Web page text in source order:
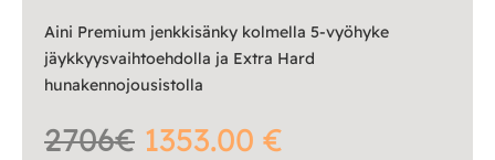
Matot
Ulkokalusteet
Aini Premium jenkkisänky kolmella 5-vyöhyke
jäykkyysvaihtoehdolla ja Extra Hard
hunakennojousistolla
2706€ 1353.00 €